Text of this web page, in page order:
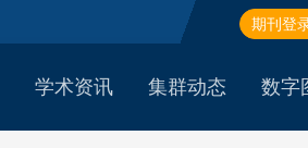
期刊登
学术资讯 集群动态 数字